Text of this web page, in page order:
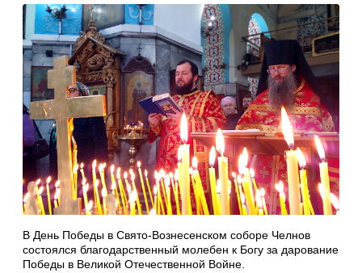
В День Победы в Свято-Вознесенском соборе Челнов
состоялся благодарственный молебен к Богу за дарование
Победы в Великой Отечественной Войне.